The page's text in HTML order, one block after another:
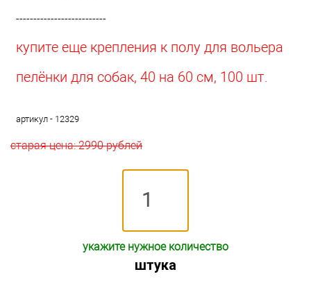
--------------------------
купите еще крепления к полу для вольера
пелёнки для собак, 40 на 60 см, 100 шт.
артикул - 12329
старая цена: 2990 рублей
укажите нужное количество
штука